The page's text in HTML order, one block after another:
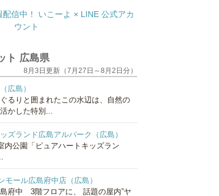
ト 広島県
8月3日更新（7月27日～8月2日分）
広島）
るりと囲まれたこの水辺は、自然の
かした特別...
ズランド広島アルパーク（広島）
内公園「ピュアハートキッズラン
モール広島府中店（広島）
府中 3階フロアに、 話題の屋内”ヤ